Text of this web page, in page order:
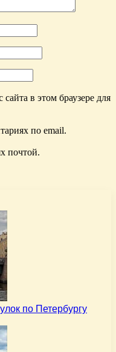
в этом браузере для
по email.
почтой.
по Петербургу